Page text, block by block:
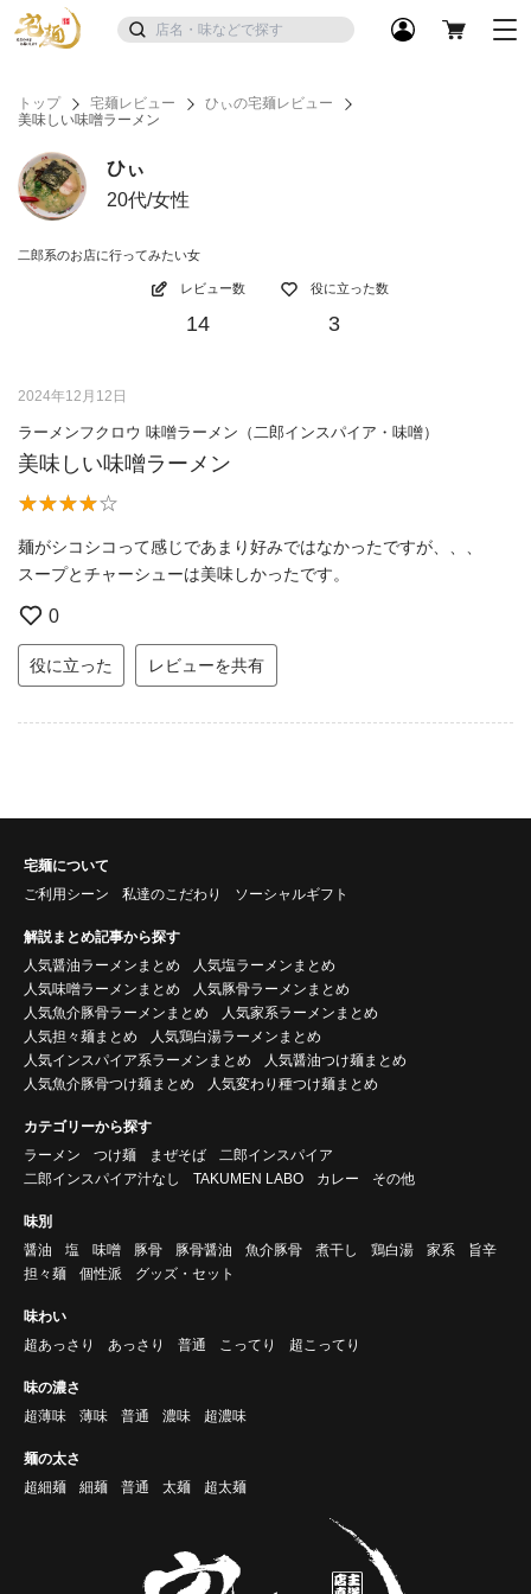
トップ 宅麺レビュー
ひぃの宅麺レビュー
美味しい味噌ラーメン
ひぃ
20代/女性
二郎系のお店に行ってみたい女
レビュー数
14
役に立った数
3
2024年12月12日
ラーメンフクロウ 味噌ラーメン（二郎インスパイア・味噌）
美味しい味噌ラーメン
麺がシコシコって感じであまり好みではなかったですが、、、
スープとチャーシューは美味しかったです。
0
役に立った レビューを共有
宅麺について
ご利用シーン
私達のこだわり ソーシャルギフト
解説まとめ記事から探す
人気醤油ラーメンまとめ
人気塩ラーメンまとめ
人気味噌ラーメンまとめ
人気豚骨ラーメンまとめ
人気魚介豚骨ラーメンまとめ
人気家系ラーメンまとめ
人気担々麺まとめ
人気鶏白湯ラーメンまとめ
人気インスパイア系ラーメンまとめ
人気醤油つけ麺まとめ
人気魚介豚骨つけ麺まとめ
人気変わり種つけ麺まとめ
カテゴリーから探す
ラーメン
つけ麺 まぜそば
二郎インスパイア
二郎インスパイア汁なし
TAKUMEN LABO カレー その他
味別
醤油
塩 味噌 豚骨 豚骨醤油 魚介豚骨 煮干し 鶏白湯 家系
旨辛
担々麺
個性派 グッズ・セット
味わい
超あっさり
あっさり 普通 こってり 超こってり
味の濃さ
超薄味
薄味 普通 濃味 超濃味
麺の太さ
超細麺
細麺 普通 太麺 超太麺